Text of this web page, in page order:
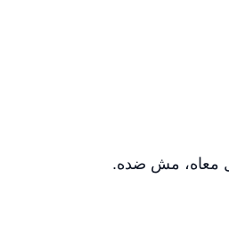
معاه، مش ضده.